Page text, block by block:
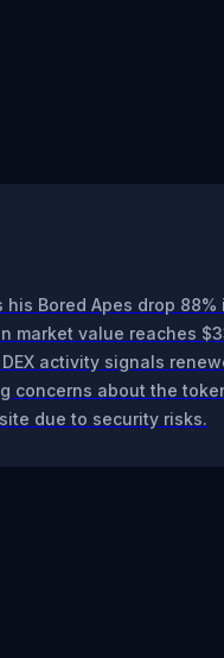
Bored Apes drop 88%
market value reaches
activity signals
concerns about the
due to security risks.